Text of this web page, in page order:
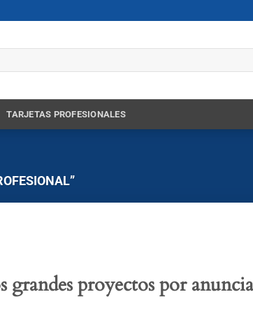
TARJETAS PROFESIONALES
grandes proyectos por